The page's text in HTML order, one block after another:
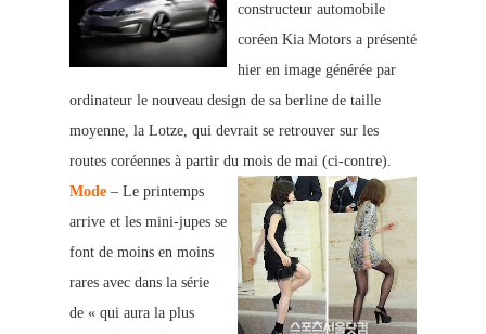
constructeur automobile
coréen Kia Motors a présenté
hier en image générée par
ordinateur le nouveau design de sa berline de taille
moyenne, la Lotze, qui devrait se retrouver sur les
routes coréennes à partir du mois de mai (ci-contre).
Mode – Le printemps
arrive et les mini-jupes se
font de moins en moins
rares avec dans la série
de « qui aura la plus